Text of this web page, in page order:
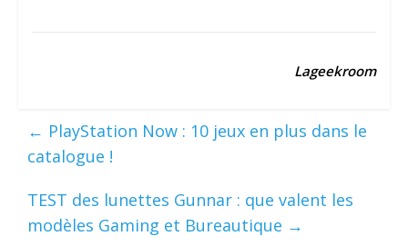
Lageekroom
← PlayStation Now : 10 jeux en plus dans le
catalogue !
TEST des lunettes Gunnar : que valent les
modèles Gaming et Bureautique →